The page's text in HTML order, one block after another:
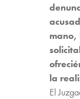
mano,
la
El